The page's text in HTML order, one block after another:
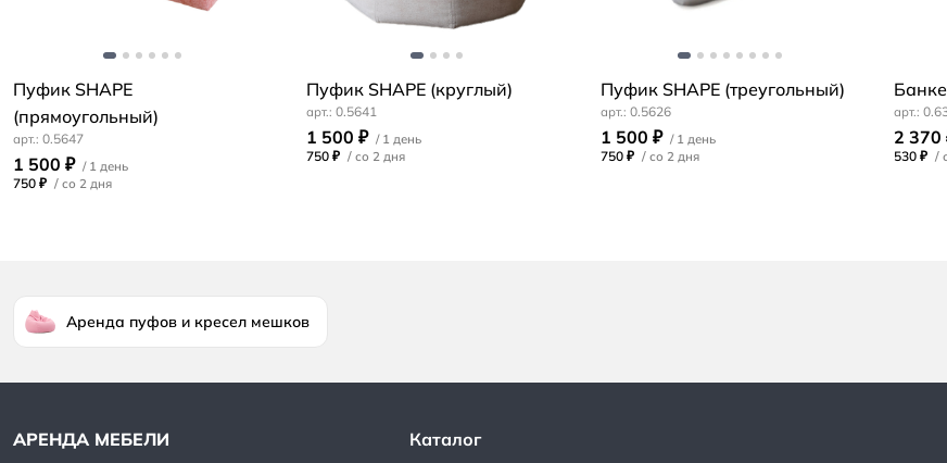
Пуфик SHAPE
(прямоугольный)
0.5647
1 500 ₽
750 ₽ /
Пуфик SHAPE (круглый)
0.5641
1 500 ₽
750 ₽ /
Пуфик SHAPE (треугольный)
0.5626
1 500 ₽
750 ₽ /
2 370
530 ₽ /
Аренда пуфов и кресел мешков
Каталог